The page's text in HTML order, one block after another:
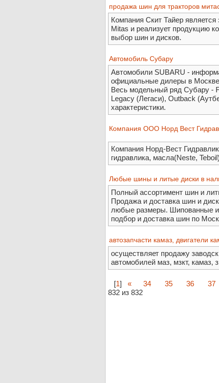
продажа шин для тракторов
Компания Скит Тайер
Mitas и реализует продукцию
выбор шин и дисков.
Автомобиль Субару
Автомобили SUBARU -
официальные дилеры в
Весь модельный ряд Субару -
Legacy (Легаси), Outback
характеристики.
Компания ООО Норд Вест
Компания Норд-Вест
гидравлика, масла(Neste,
Любые шины и литые диски в
Полный ассортимент шин и
Продажа и доставка шин и
любые размеры. Шипованные
подбор и доставка шин по
автозапчасти камаз, двигатели
осуществляет продажу
автомобилей маз, мзкт, камаз,
[1] « 34 35 36
37
832 из 832